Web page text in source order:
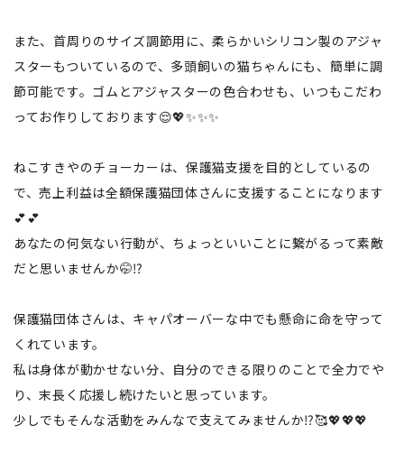
また、首周りのサイズ調節用に、柔らかいシリコン製のアジャ
スターもついているので、多頭飼いの猫ちゃんにも、簡単に調
節可能です。ゴムとアジャスターの色合わせも、いつもこだわ
ってお作りしております😌💖✨✨✨
ねこすきやのチョーカーは、保護猫支援を目的としているの
で、売上利益は全額保護猫団体さんに支援することになります
💕💕
あなたの何気ない行動が、ちょっといいことに繋がるって素敵
だと思いませんか🤭⁉️
保護猫団体さんは、キャパオーバーな中でも懸命に命を守って
くれています。
私は身体が動かせない分、自分のできる限りのことで全力でや
り、末長く応援し続けたいと思っています。
少しでもそんな活動をみんなで支えてみませんか⁉️🥰💖💖💖